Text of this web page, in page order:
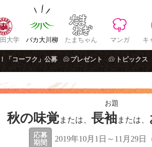
大学 バカ大川柳 たまちゃん マンガ キ
「コーフク」公募 プレゼント トピックス
お題
秋の味覚または、 長袖 または、
応募
期間
2019年10月1日～11月29日